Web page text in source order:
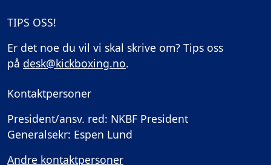
TIPS OSS!
Er det noe du vil vi skal skrive om? Tips oss
på desk@kickboxing.no.
Kontaktpersoner
President/ansv. red: NKBF President
Generalsekr: Espen Lund
Andre kontaktpersoner